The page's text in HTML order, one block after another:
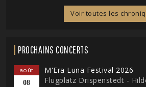
Voir toutes les
PROCHAINS CONCERTS
août
08
M'Era Luna Festival 2026
Flugplatz Drispenstedt -